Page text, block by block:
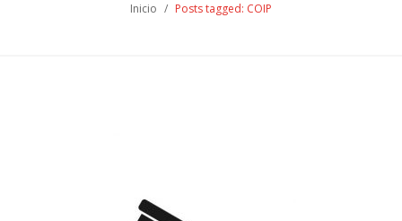
Inicio / Posts tagged: COIP